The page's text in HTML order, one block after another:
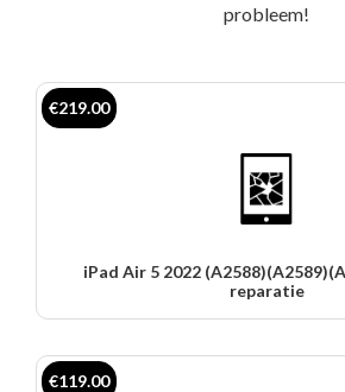
probleem!
iPad Air 5 2022
reparatie
€219.00
€119.00